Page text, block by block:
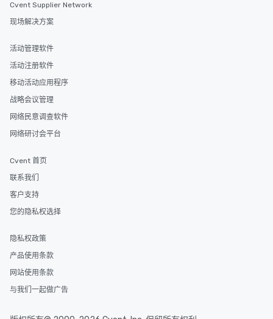
Cvent Supplier Network
现场解决方案
活动管理软件
活动注册软件
移动活动应用程序
战略会议管理
网络民意调查软件
网络研讨会平台
Cvent 首页
联系我们
客户支持
您的隐私权选择
隐私权政策
产品使用条款
网站使用条款
与我们一起做广告